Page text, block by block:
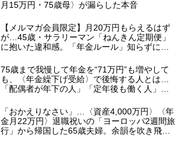
月15万円・75歳母〉が漏らした本音
【メルマガ会員限定】月20万円もらえるはず
が…45歳・サラリーマン「ねんきん定期便」
に抱いた違和感。「年金ルール」知らずにそ
額に唖然「何かの間違いでは？」
75歳まで我慢して年金を“71万円”も増やして
も、〈年金繰下げ受給〉で後悔する人とは…
「配偶者が年下の人」「定年後も働く人」
説】
「おかえりなさい」…〈資産4,000万円〉〈年
金月22万円〉退職祝いの「ヨーロッパ2週間旅
行」から帰国した65歳夫婦。余韻を吹き飛ば